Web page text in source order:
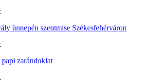
ünnepén szentmise Székesfehérváron
zarándoklat